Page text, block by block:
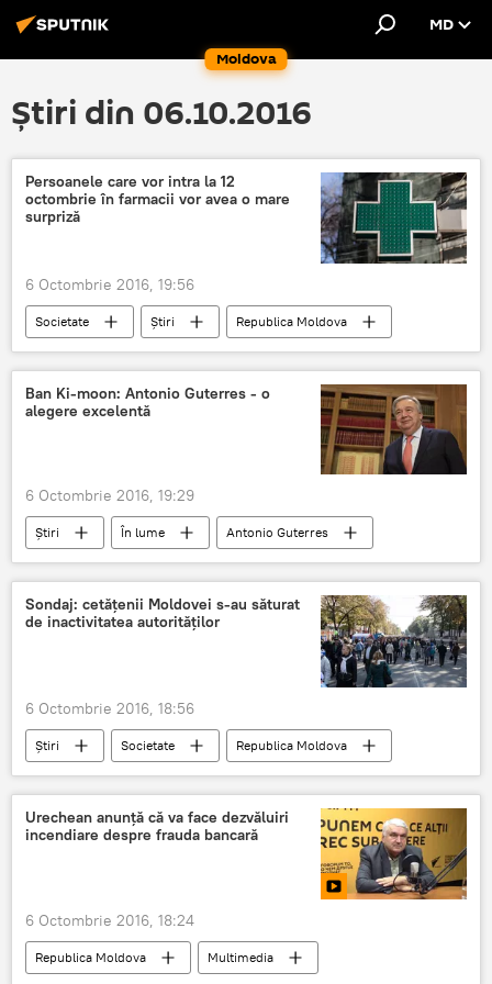
Moldova
MD
Știri din 06.10.2016
Persoanele care vor intra la 12
octombrie în farmacii vor avea o mare
surpriză
6 Octombrie 2016, 19:56
Societate Știri
Republica Moldova
medicamente
preţ
Moldova
farmacie
Filip
Ban Ki-moon: Antonio Guterres - o
alegere excelentă
6 Octombrie 2016, 19:29
Știri În lume
Antonio Guterres
Vitali Ciurkin
ONU
alegeri
Secretar General
Sondaj: cetățenii Moldovei s-au săturat
de inactivitatea autorităţilor
6 Octombrie 2016, 18:56
Știri Societate
Republica Moldova
sondaj
șomaj
corupție
viitor
optimism cetățenii RM
Urechean anunță că va face dezvăluiri
incendiare despre frauda bancară
6 Octombrie 2016, 18:24
Republica Moldova
Multimedia